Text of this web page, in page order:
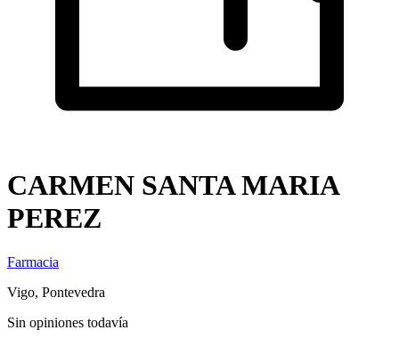
CARMEN SANTA MARIA
PEREZ
Farmacia
Vigo, Pontevedra
Sin opiniones todavía